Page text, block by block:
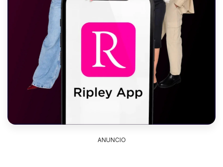
ANUNCIO